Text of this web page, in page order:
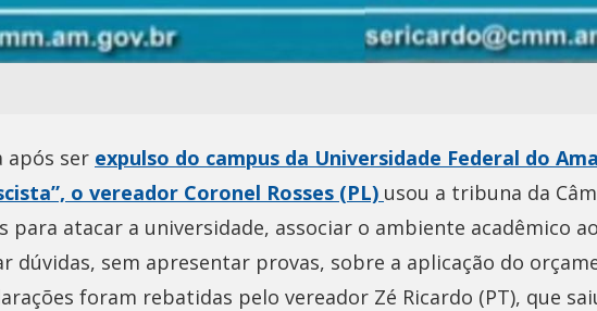
após ser expulso do campus da Universidade Federal do
o vereador Coronel Rosses (PL) usou a tribuna da
para atacar a universidade, associar o ambiente acadêmico
dúvidas, sem apresentar provas, sobre a aplicação do
foram rebatidas pelo vereador Zé Ricardo (PT), que